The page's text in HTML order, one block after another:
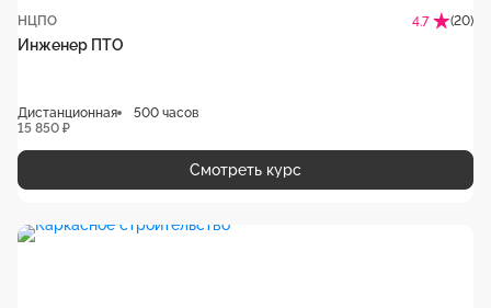
НЦПО 4.7 (20)
Инженер ПТО
Дистанционная
500 часов
15 850 ₽
Смотреть курс